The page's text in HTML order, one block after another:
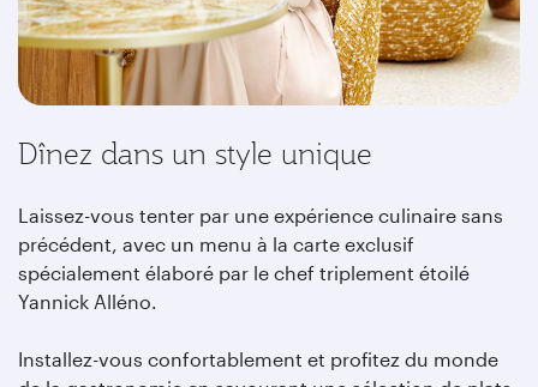
Dînez dans un style unique
Laissez-vous tenter par une expérience culinaire sans
précédent, avec un menu à la carte exclusif
spécialement élaboré par le chef triplement étoilé
Yannick Alléno.
Installez-vous confortablement et profitez du monde